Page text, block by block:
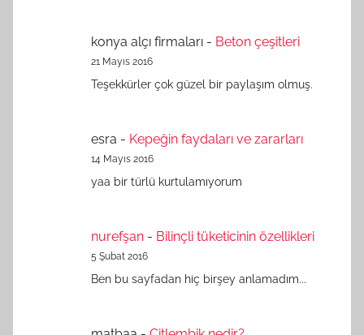
konya alçı firmaları - Beton çeşitleri
21 Mayıs 2016
Teşekkürler çok güzel bir paylaşım olmuş.
esra - Kepeğin faydaları ve zararları
14 Mayıs 2016
yaa bir türlü kurtulamıyorum
nurefşan - Bilinçli tüketicinin özellikleri
5 Şubat 2016
Ben bu sayfadan hiç birşey anlamadım...